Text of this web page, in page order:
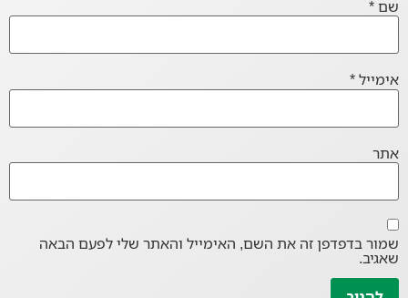
שם*
אימייל*
אתר
שמור בדפדפן זה את השם, האימייל והאתר שלי לפעם הבאה
שאגיב.